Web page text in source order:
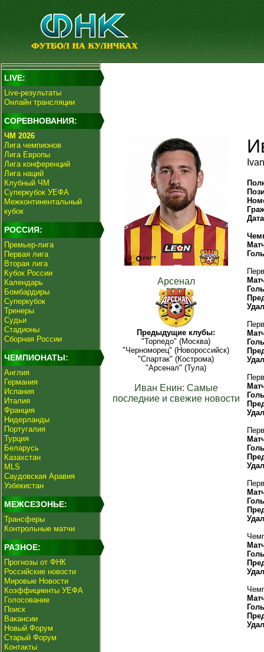
LIVE:
Live-результаты
Онлайн трансляции
СОРЕВНОВАНИЯ:
ЧМ 2026
Лига чемпионов
Лига Европы
Лига конференций
Лига наций
Клубный ЧМ
Суперкубок УЕФА
Межконтинентальный
кубок
РОССИЯ:
Премьер-лига
Первая лига
Вторая лига
Кубок России
Календарь
Бомбардиры
Суперкубок
Тренеры
Судьи
Стадионы
Сборная России
ЧЕМПИОНАТЫ:
Англия
Германия
Испания
Италия
Франция
Нидерланды
Португалия
Турция
Беларусь
Казахстан
MLS
Саудовская Аравия
Узбекистан
МЕЖСЕЗОНЬЕ:
Трансферы
Контрольные матчи
РАЗНОЕ:
Прогнозы от ФНК
Российские новости
Мировые Новости
Коэффициенты УЕФА
Голосование
Поиск
Вакансии
Новый Форум
Старый Форум
Контакты
Арсенал
Предыдущие клубы:
"Торпедо" (Москва)
"Черноморец" (Новороссийск)
"Спартак" (Кострома)
"Арсенал" (Тула)
Иван Енин: Самые
последние и свежие новости